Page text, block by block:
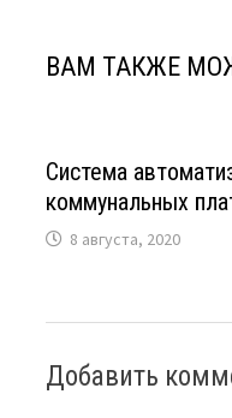
ВАМ ТАКЖЕ
Система
коммунальных
8 августа, 2020
Добавить